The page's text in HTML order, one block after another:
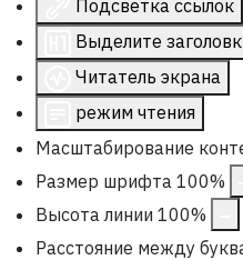
Подсветка ссылок
Выделите
Читатель экрана
режим чтения
Масштабирование
Размер шрифта 100%
Высота линии 100%
Расстояние между